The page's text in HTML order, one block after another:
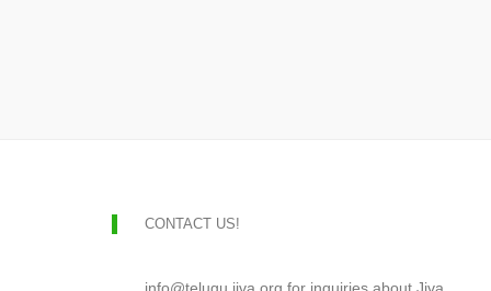
CONTACT US!
info@telugu.jiva.org for inquiries about Jiva